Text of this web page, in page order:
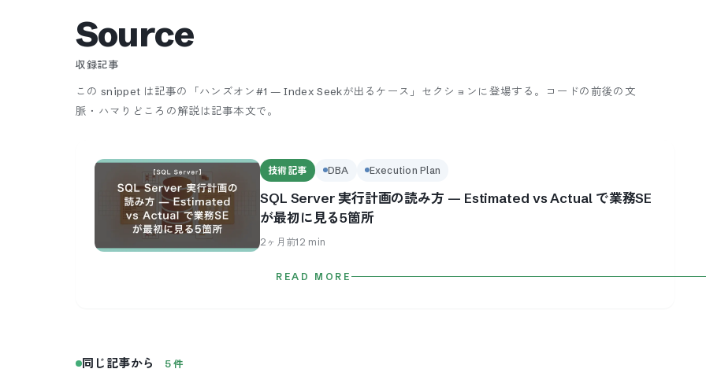
Source
収録記事
この snippet は記事の「ハンズオン#1 — Index Seekが出るケース」セクションに登場する。
コードの前後の文
脈・ハマりどころの解説は記事本文で。
技術記事 DBA Execution Plan
SQL Server 実行計画の読み方 — Estimated vs Actual で業務SE
が最初に見る5箇所
2ヶ月前12 min
READ MORE
同じ記事から 5 件